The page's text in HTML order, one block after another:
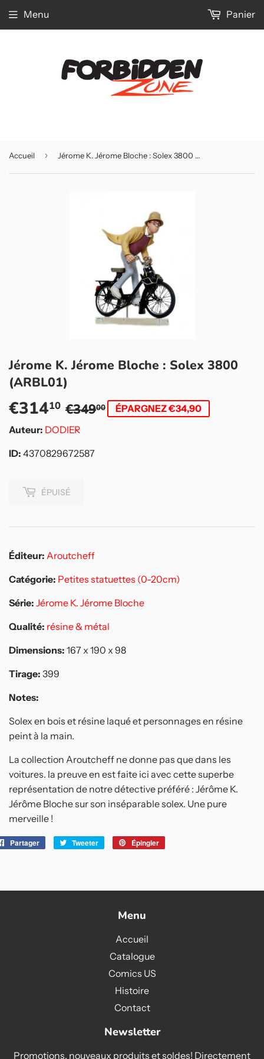
Menu Panier
Accueil › Jérome K. Jérome Bloche : Solex 3800 (ARBL01)
Jérome K. Jérome Bloche : Solex 3800
(ARBL01)
€31410 €34900Prix
€349,00
Prix
€314,10
ÉPARGNEZ €34,90
Auteur: DODIER
ID: 4370829672587
ÉPUISÉ
Éditeur: Aroutcheff
Catégorie: Petites statuettes (0-20cm)
Série: Jérome K. Jérome Bloche
Qualité: résine & métal
Dimensions: 167 x 190 x 98
Tirage: 399
Notes:
Solex en bois et résine laqué et personnages en résine
peint à la main.
La collection Aroutcheff ne donne pas que dans les
voitures. la preuve en est faite ici avec cette superbe
représentation de notre détective préféré : Jérôme K.
Jérôme Bloche sur son inséparable solex. Une pure
merveille !
Partager
PartagerTweeter
Tweeter
Épingler
Menu
Accueil
Catalogue
Comics US
Histoire
Contact
Newsletter
Promotions, nouveaux produits et soldes! Directement